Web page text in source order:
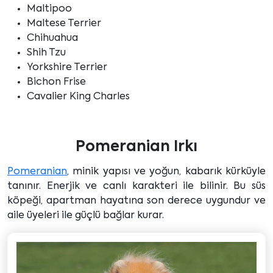
Maltipoo
Maltese Terrier
Chihuahua
Shih Tzu
Yorkshire Terrier
Bichon Frise
Cavalier King Charles
Pomeranian Irkı
Pomeranian, minik yapısı ve yoğun, kabarık kürküyle
tanınır. Enerjik ve canlı karakteri ile bilinir. Bu süs
köpeği, apartman hayatına son derece uygundur ve
aile üyeleri ile güçlü bağlar kurar.